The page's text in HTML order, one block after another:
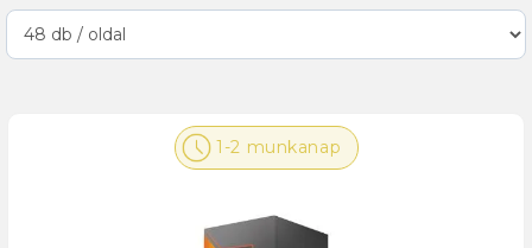
1-2 munkanap